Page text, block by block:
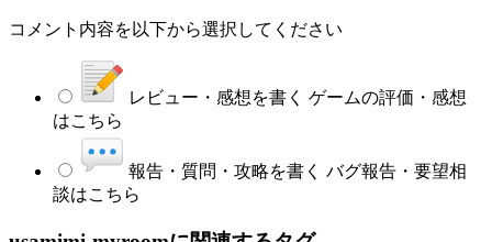
コメント内容を以下から選択してください
レビュー・感想を書く ゲームの評価・感想
はこちら
報告・質問・攻略を書く バグ報告・要望相
談はこちら